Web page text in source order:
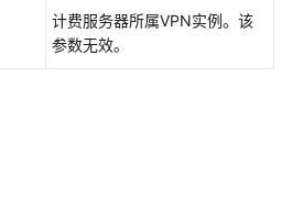
计费服务器所属VPN实例。该
参数无效。